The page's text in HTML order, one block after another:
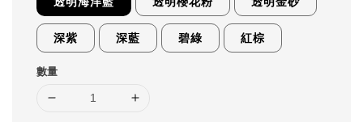
深紫 深藍 碧綠 紅棕
數量